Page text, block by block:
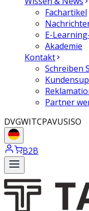
Fachartikel
E-
Akademie
Kontakt
Schreiben
Partner
DVGWITCPAVUSISO
B2B